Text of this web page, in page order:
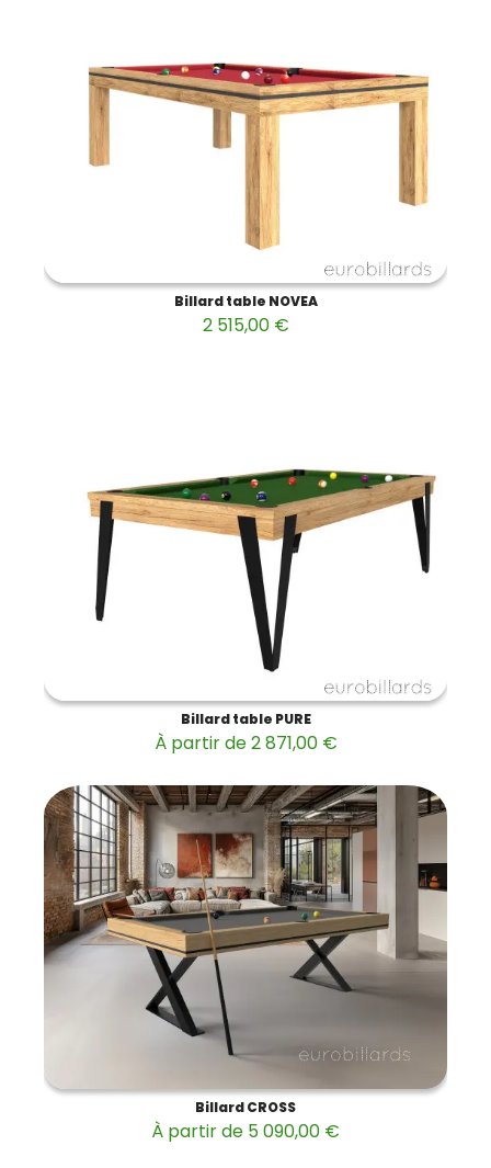
Billard table NOVEA
2 515,00 €
Billard table PURE
À partir de 2 871,00 €
Billard CROSS
À partir de 5 090,00 €